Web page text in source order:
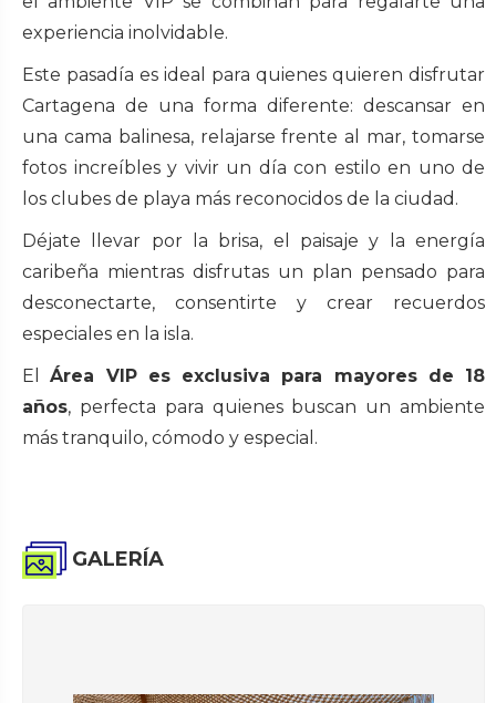
experiencia inolvidable.
Este pasadía es ideal para quienes quieren disfrutar
Cartagena de una forma diferente: descansar en
una cama balinesa, relajarse frente al mar, tomarse
fotos increíbles y vivir un día con estilo en uno de
los clubes de playa más reconocidos de la ciudad.
Déjate llevar por la brisa, el paisaje y la energía
caribeña mientras disfrutas un plan pensado para
desconectarte, consentirte y crear recuerdos
especiales en la isla.
ElÁrea VIP es exclusiva para mayores de 18
años, perfecta para quienes buscan un ambiente
más tranquilo, cómodo y especial.
GALERÍA